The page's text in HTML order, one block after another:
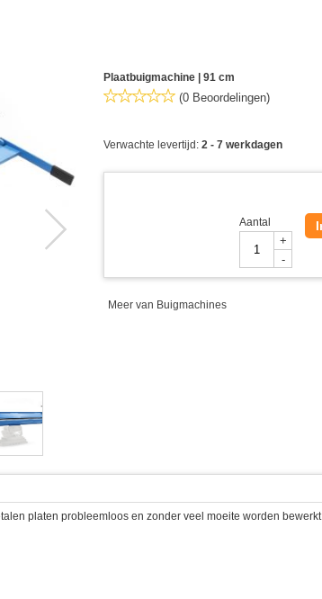
Plaatbuigmachine | 91 cm
(0 Beoordelingen)
Verwachte levertijd: 2 - 7 werkdagen
Aantal
+
-
Meer van Buigmachines
platen probleemloos en zonder veel moeite worden